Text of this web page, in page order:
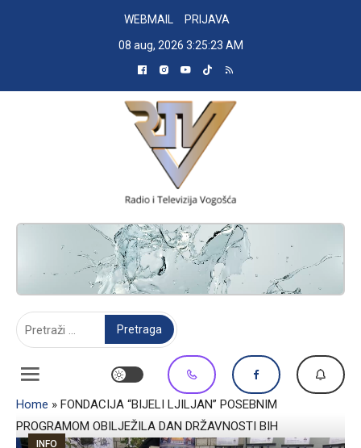
WEBMAIL
PRIJAVA
08 aug, 2026 3:25:24 AM
RADIO TELEVIZIJA VOGOŠĆA
Home » FONDACIJA “BIJELI LJILJAN” POSEBNIM
PROGRAMOM OBILJEŽILA DAN DRŽAVNOSTI BIH
INFO